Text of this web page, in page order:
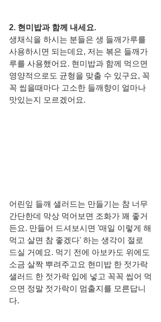
2. 현미밥과 함께 내세요.
생채식을 하시는 분들은 생 들깨가루를
사용하시면 되는데요, 저는 볶은 들깨가
루를 사용했어요. 현미밥과 함께 먹으면
영양적으로도 균형을 맞출 수 있구요, 꼭
꼭 씹을때마다 고소한 들깨향이 얼마나
맛있는지 모르겠어요.
어린잎 들깨 샐러드는 만들기는 참 너무
간단한데 막상 먹어보면 조화가 꽤 좋거
든요. 만들어 드셔보시면 '매일 이렇게 해
먹고 살면 참 좋겠다' 하는 생각이 절로
드실 거예요. 먹기 전에 아보카도 위에도
소금 살짝 뿌려주고요 현미밥 한 젓가락
샐러드 한 젓가락 입에 넣고 꼭꼭 씹어 먹
으면 정말 젓가락이 멈출지를 모른답니
다.